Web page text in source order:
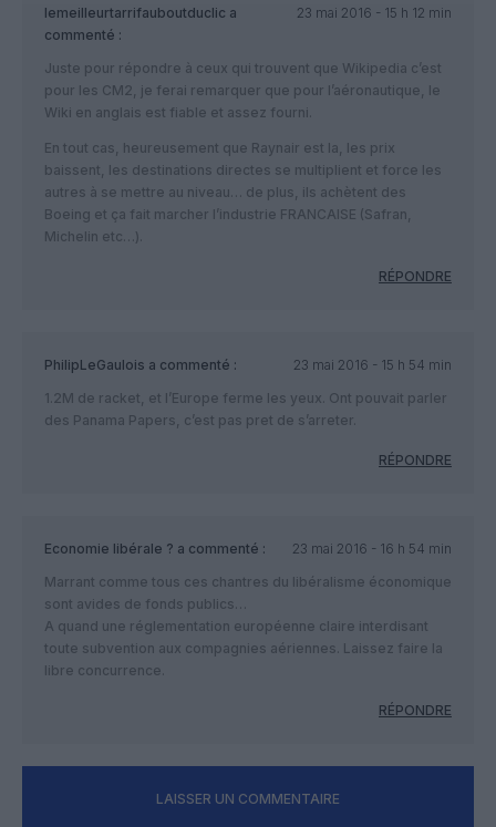
lemeilleurtarrifauboutduclic a
commenté :
23 mai 2016 - 15 h 12 min
Juste pour répondre à ceux qui trouvent que Wikipedia c’est
pour les CM2, je ferai remarquer que pour l’aéronautique, le
Wiki en anglais est fiable et assez fourni.
En tout cas, heureusement que Raynair est la, les prix
baissent, les destinations directes se multiplient et force les
autres à se mettre au niveau… de plus, ils achètent des
Boeing et ça fait marcher l’industrie FRANCAISE (Safran,
Michelin etc…).
RÉPONDRE
PhilipLeGaulois a commenté :
23 mai 2016 - 15 h 54 min
1.2M de racket, et l’Europe ferme les yeux. Ont pouvait parler
des Panama Papers, c’est pas pret de s’arreter.
RÉPONDRE
Economie libérale ? a commenté :
23 mai 2016 - 16 h 54 min
Marrant comme tous ces chantres du libéralisme économique
sont avides de fonds publics…
A quand une réglementation européenne claire interdisant
toute subvention aux compagnies aériennes. Laissez faire la
libre concurrence.
RÉPONDRE
LAISSER UN COMMENTAIRE